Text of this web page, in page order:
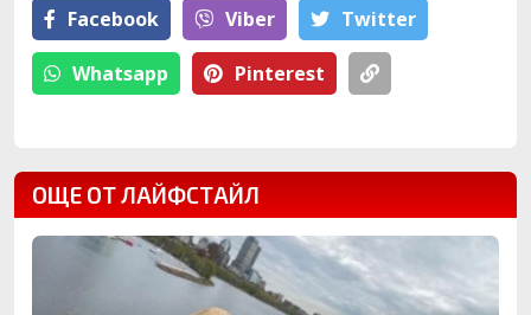
Facebook Viber Тwitter
Whatsapp Pinterest
ОЩЕ ОТ ЛАЙФСТАЙЛ